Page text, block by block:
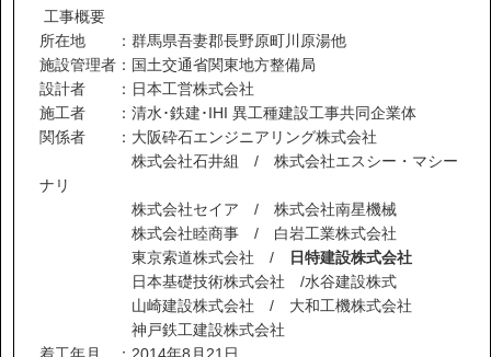
工事概要
所在地 ：群馬県吾妻郡長野原町川原湯他
施設管理者：国土交通省関東地方整備局
設計者 ：日本工営株式会社
施工者 ：清水･鉄建･IHI 異工種建設工事共同企業体
関係者 ：大阪砕石エンジニアリング株式会社
株式会社石井組 / 株式会社エスシー・マシー
ナリ
株式会社セイア / 株式会社南星機械
株式会社睦商事 / 白岩工業株式会社
東京索道株式会社 /
日特建設株式会社
日本基礎技術株式会社 /水谷建設株式
山崎建設株式会社 / 大和工機株式会社
神戸鉄工建設株式会社